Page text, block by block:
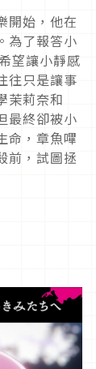
開始，他在
為了報答小
望讓小靜感
往只是讓事
茉莉奈和
最終卻被小
命，章魚嗶
前，試圖拯